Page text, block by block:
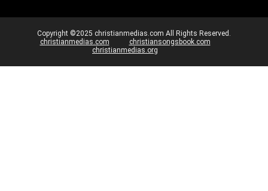
Copyright ©2025 christianmedias.com All Rights Reserved.
christianmedias.com
christiansongsbook.com
christianmedias.org